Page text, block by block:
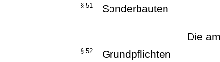
§ 51 Sonderbauten
Die
§ 52 Grundpflichten